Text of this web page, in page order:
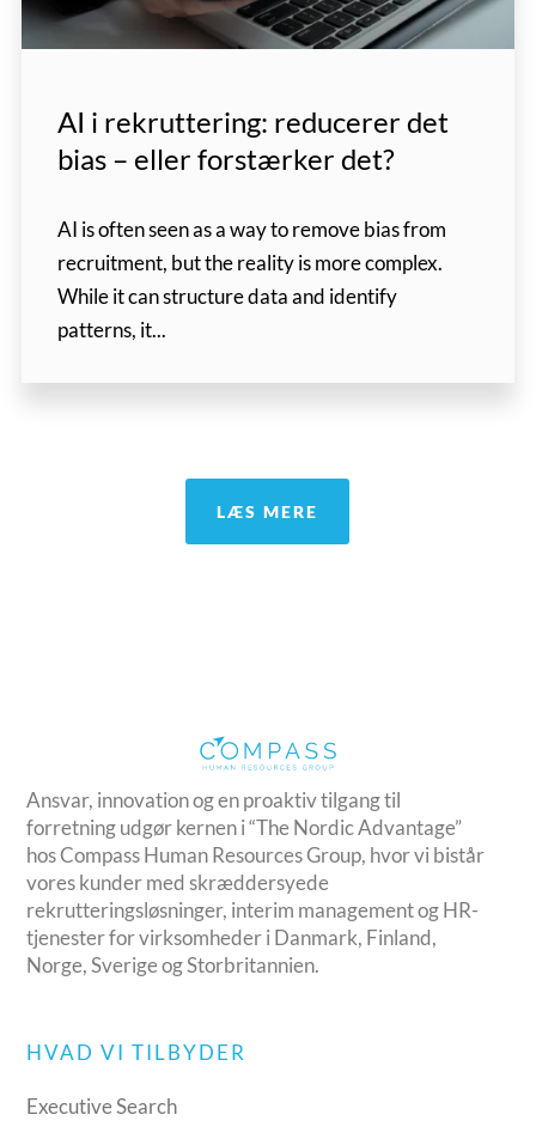
AI i rekruttering: reducerer det
bias – eller forstærker det?
AI is often seen as a way to remove bias from
recruitment, but the reality is more complex.
While it can structure data and identify
patterns, it...
LÆS MERE
Ansvar, innovation og en proaktiv tilgang til
forretning udgør kernen i “The Nordic Advantage”
hos Compass Human Resources Group, hvor vi bistår
vores kunder med skræddersyede
rekrutteringsløsninger, interim management og HR-
tjenester for virksomheder i Danmark, Finland,
Norge, Sverige og Storbritannien.
HVAD VI TILBYDER
Executive Search